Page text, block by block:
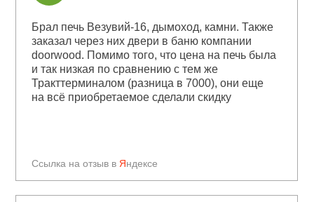
Ссылка на отзыв в Яндексе
Брал печь Везувий-16, дымоход, камни. Также
заказал через них двери в баню компании
doorwood. Помимо того, что цена на печь была
и так низкая по сравнению с тем же
Тракттерминалом (разница в 7000), они еще
на всё приобретаемое сделали скидку